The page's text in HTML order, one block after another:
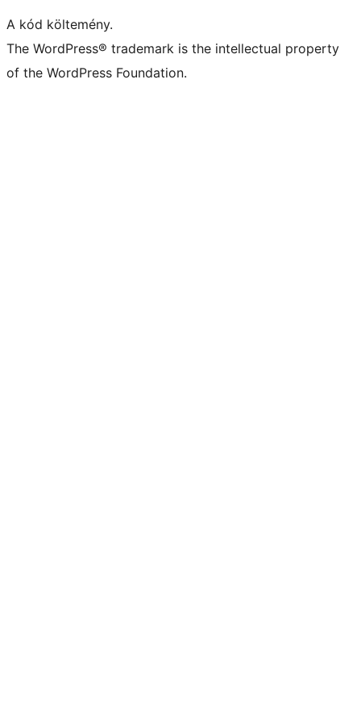
A kód költemény.
The WordPress® trademark is the intellectual property
of the WordPress Foundation.